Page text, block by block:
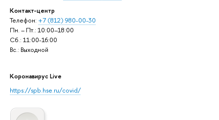
Контакт-центр
Телефон: +7 (812) 980-00-30
Пн. – Пт.: 10:00–18:00
Сб.: 11:00-16:00
Вс.: Выходной
Коронавирус Live
https://spb.hse.ru/covid/